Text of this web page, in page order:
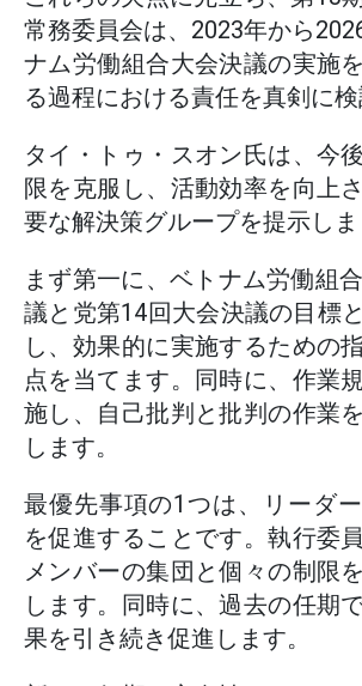
常務委員会は、2023年から
ナム労働組合大会決議の実施
る過程における責任を真剣に検
タイ・トゥ・スオン氏は、今
限を克服し、活動効率を向上
要な解決策グループを提示しま
まず第一に、ベトナム労働組
議と党第14回大会決議の目標
し、効果的に実施するための
点を当てます。同時に、作業
施し、自己批判と批判の作業
します。
最優先事項の1つは、リーダ
を促進することです。執行委
メンバーの集団と個々の制限
します。同時に、過去の任期
果を引き続き促進します。